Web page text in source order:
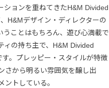
ションを重ねてきたH&M Divided
H&Mデザイン・ディレクターの
ことはもちろん、遊び心満載で
ィの持ち主で、H&M Divided
。プレッピー・スタイルが特徴
さから明るい雰囲気を醸し出
トしている。